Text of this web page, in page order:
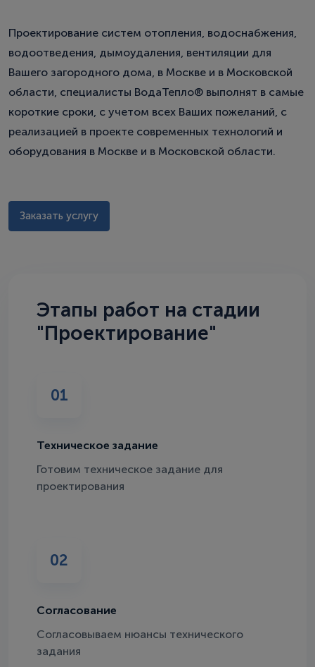
Проектирование систем отопления, водоснабжения,
водоотведения, дымоудаления, вентиляции для
Вашего загородного дома, в Москве и в Московской
области, специалисты ВодаТепло® выполнят в самые
короткие сроки, с учетом всех Ваших пожеланий, с
реализацией в проекте современных технологий и
оборудования в Москве и в Московской области.
Заказать услугу
Этапы работ на стадии
"Проектирование"
01
Техническое задание
Готовим техническое задание для
проектирования
02
Согласование
Согласовываем нюансы технического
задания